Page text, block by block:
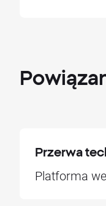
Przerwa
Platforma